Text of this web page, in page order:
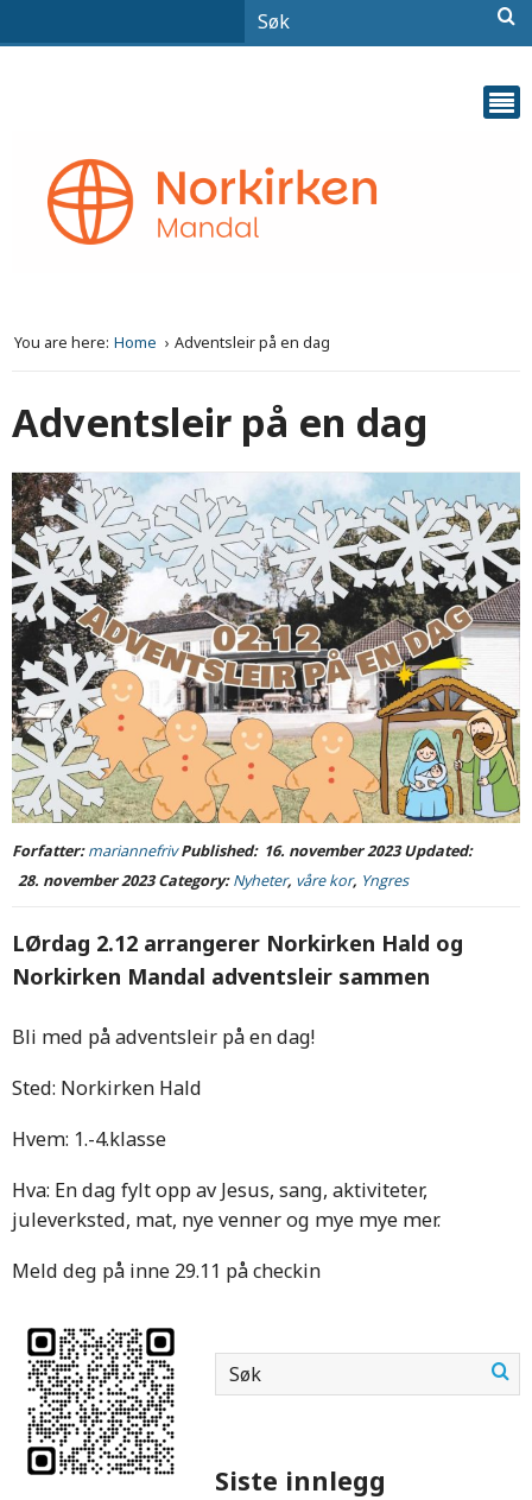
You are here: Home Adventsleir på en dag
Adventsleir på en dag
Forfatter:mariannefrivPublished: 16. november 2023Updated:
28. november 2023 Category:Nyheter, våre kor, Yngres
LØrdag 2.12 arrangerer Norkirken Hald og
Norkirken Mandal adventsleir sammen
Bli med på adventsleir på en dag!
Sted: Norkirken Hald
Hvem: 1.-4.klasse
Hva: En dag fylt opp av Jesus, sang, aktiviteter,
juleverksted, mat, nye venner og mye mye mer.
Meld deg på inne 29.11 på checkin
Siste innlegg